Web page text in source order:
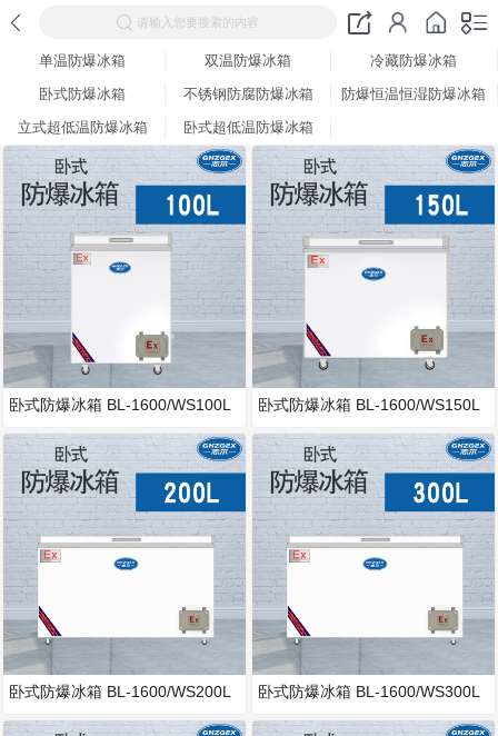
请输入您要搜索的内容
单温防爆冰箱 双温防爆冰箱
冷藏防爆冰箱
卧式防爆冰箱
不锈钢防腐防爆冰箱
防爆恒温恒湿防爆冰箱
立式超低温防爆冰箱
卧式超低温防爆冰箱
卧式防爆冰箱 BL-1600/WS100L
卧式防爆冰箱 BL-1600/WS200L
卧式防爆冰箱 BL-1600/WS150L
卧式防爆冰箱 BL-1600/WS300L